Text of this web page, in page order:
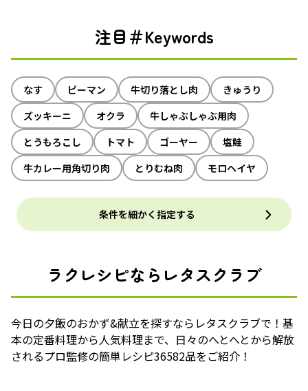
注目＃Keywords
なす ピーマン 牛切り落とし肉
きゅうり
ズッキーニ
オクラ
牛しゃぶしゃぶ用肉
とうもろこし
トマト ゴーヤー
塩鮭
牛カレー用角切り肉
とりむね肉 モロヘイヤ
条件を細かく指定する
ラクレシピならレタスクラブ
今日の夕飯のおかず&献立を探すならレタスクラブで！基
本の定番料理から人気料理まで、日々のへとへとから解放
されるプロ監修の簡単レシピ36582品をご紹介！